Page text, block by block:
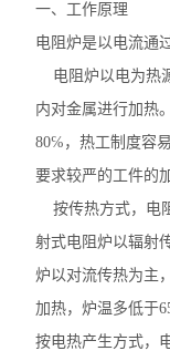
一、工作原理
电阻炉是以电流通
电阻炉以电为热
内对金属进行加热
80℅，热工制度容
要求较严的工件的
按传热方式，电
射式电阻炉以辐射
炉以对流传热为主
加热，炉温多低于
按电热产生方式，